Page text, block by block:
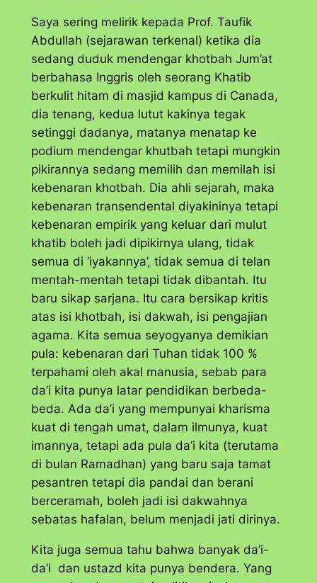
Saya sering melirik kepada Prof. Taufik
Abdullah (sejarawan terkenal) ketika dia
sedang duduk mendengar khotbah Jum’at
berbahasa Inggris oleh seorang Khatib
berkulit hitam di masjid kampus di Canada,
dia tenang, kedua lutut kakinya tegak
setinggi dadanya, matanya menatap ke
podium mendengar khutbah tetapi mungkin
pikirannya sedang memilih dan memilah isi
kebenaran khotbah. Dia ahli sejarah, maka
kebenaran transendental diyakininya tetapi
kebenaran empirik yang keluar dari mulut
khatib boleh jadi dipikirnya ulang, tidak
semua di ‘iyakannya’, tidak semua di telan
mentah-mentah tetapi tidak dibantah. Itu
baru sikap sarjana. Itu cara bersikap kritis
atas isi khotbah, isi dakwah, isi pengajian
agama. Kita semua seyogyanya demikian
pula: kebenaran dari Tuhan tidak 100 %
terpahami oleh akal manusia, sebab para
da’i kita punya latar pendidikan berbeda-
beda. Ada da’i yang mempunyai kharisma
kuat di tengah umat, dalam ilmunya, kuat
imannya, tetapi ada pula da’i kita (terutama
di bulan Ramadhan) yang baru saja tamat
pesantren tetapi dia pandai dan berani
berceramah, boleh jadi isi dakwahnya
sebatas hafalan, belum menjadi jati dirinya.
Kita juga semua tahu bahwa banyak da’i-
da’i dan ustazd kita punya bendera. Yang